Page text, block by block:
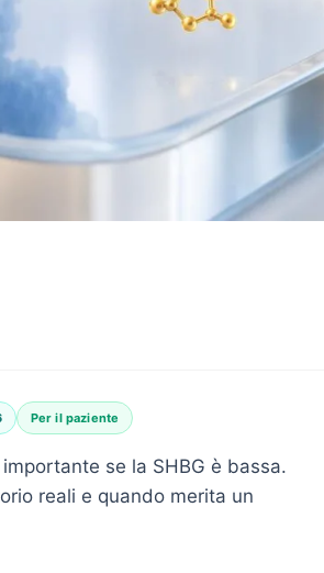
Per il paziente
se la SHBG è bassa.
reali e quando merita un